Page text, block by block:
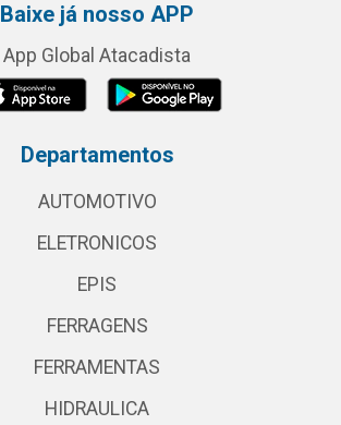
Baixe já nosso APP
App Global Atacadista
Departamentos
AUTOMOTIVO
ELETRONICOS
EPIS
FERRAGENS
FERRAMENTAS
HIDRAULICA